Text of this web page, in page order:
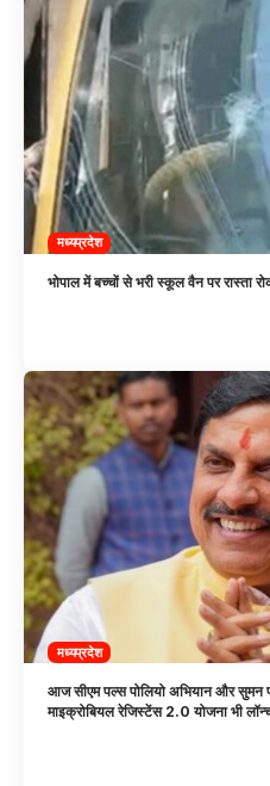
मध्यप्रदेश
भोपाल में बच्चों से भरी स्कूल वैन पर रास्ता
मध्यप्रदेश
आज सीएम पल्स पोलियो अभियान और सुमन
माइक्रोबियल रेजिस्टेंस 2.0 योजना भी